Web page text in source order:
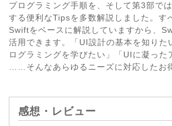
プログラミング手順を、そして第3部で
する便利なTipsを多数解説しました。す
Swiftをベースに解説していますから、
活用できます。「UI設計の基本を知りた
ログラミングを学びたい」「UIに凝った
……そんなあらゆるニーズに対応したお
感想・レビュー